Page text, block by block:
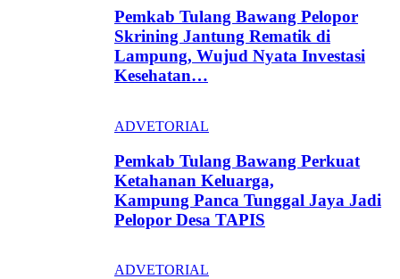
Pemkab Tulang Bawang Pelopor
Skrining Jantung Rematik di
Lampung, Wujud Nyata Investasi
Kesehatan…
ADVETORIAL
Pemkab Tulang Bawang Perkuat
Ketahanan Keluarga,
Kampung Panca Tunggal Jaya Jadi
Pelopor Desa TAPIS
ADVETORIAL